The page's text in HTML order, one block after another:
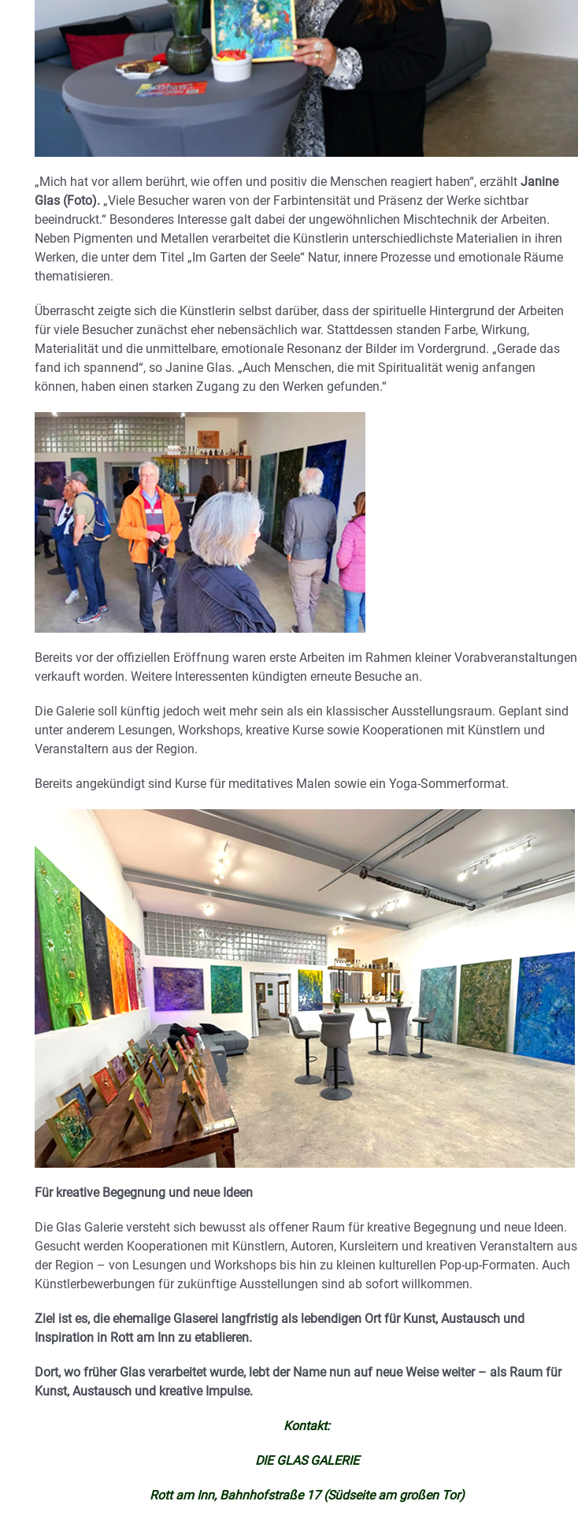
„Mich hat vor allem berührt, wie offen und positiv die Menschen reagiert haben“, erzählt Janine
Glas (Foto). „Viele Besucher waren von der Farbintensität und Präsenz der Werke sichtbar
beeindruckt.“ Besonderes Interesse galt dabei der ungewöhnlichen Mischtechnik der Arbeiten.
Neben Pigmenten und Metallen verarbeitet die Künstlerin unterschiedlichste Materialien in ihren
Werken, die unter dem Titel „Im Garten der Seele“ Natur, innere Prozesse und emotionale Räume
thematisieren.
Überrascht zeigte sich die Künstlerin selbst darüber, dass der spirituelle Hintergrund der Arbeiten
für viele Besucher zunächst eher nebensächlich war. Stattdessen standen Farbe, Wirkung,
Materialität und die unmittelbare, emotionale Resonanz der Bilder im Vordergrund. „Gerade das
fand ich spannend“, so Janine Glas. „Auch Menschen, die mit Spiritualität wenig anfangen
können, haben einen starken Zugang zu den Werken gefunden.“
Bereits vor der offiziellen Eröffnung waren erste Arbeiten im Rahmen kleiner Vorabveranstaltungen
verkauft worden. Weitere Interessenten kündigten erneute Besuche an.
Die Galerie soll künftig jedoch weit mehr sein als ein klassischer Ausstellungsraum. Geplant sind
unter anderem Lesungen, Workshops, kreative Kurse sowie Kooperationen mit Künstlern und
Veranstaltern aus der Region.
Bereits angekündigt sind Kurse für meditatives Malen sowie ein Yoga-Sommerformat.
Für kreative Begegnung und neue Ideen
Die Glas Galerie versteht sich bewusst als offener Raum für kreative Begegnung und neue Ideen.
Gesucht werden Kooperationen mit Künstlern, Autoren, Kursleitern und kreativen Veranstaltern aus
der Region – von Lesungen und Workshops bis hin zu kleinen kulturellen Pop-up-Formaten. Auch
Künstlerbewerbungen für zukünftige Ausstellungen sind ab sofort willkommen.
Ziel ist es, die ehemalige Glaserei langfristig als lebendigen Ort für Kunst, Austausch und
Inspiration in Rott am Inn zu etablieren.
Dort, wo früher Glas verarbeitet wurde, lebt der Name nun auf neue Weise weiter – als Raum für
Kunst, Austausch und kreative Impulse.
Kontakt:
DIE GLAS GALERIE
Rott am Inn, Bahnhofstraße 17 (Südseite am großen Tor)